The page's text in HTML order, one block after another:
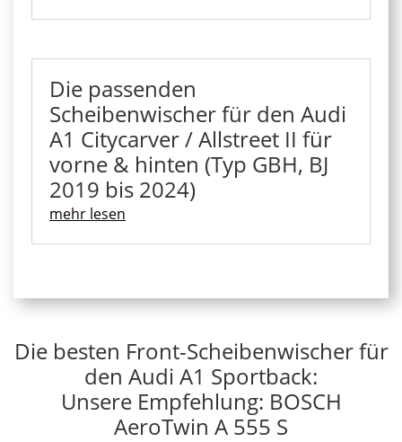
Die passenden
Scheibenwischer für den Audi
A1 Citycarver / Allstreet II für
vorne & hinten (Typ GBH, BJ
2019 bis 2024)
mehr lesen
Die besten Front-Scheibenwischer für
den Audi A1 Sportback:
Unsere Empfehlung: BOSCH
AeroTwin A 555 S